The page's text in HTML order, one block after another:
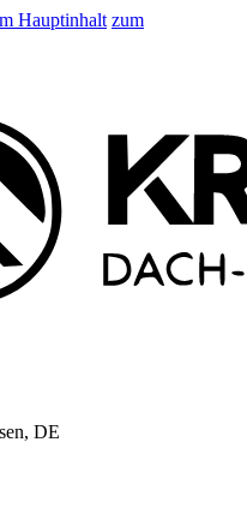
Hauptinhalt zum
DE